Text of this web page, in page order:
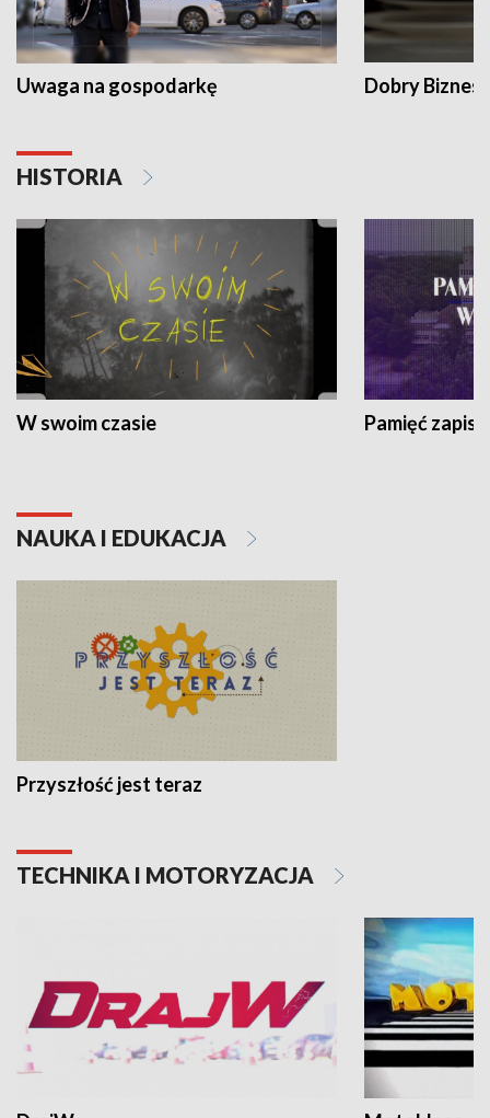
Uwaga na gospodarkę Dobry Biznes
HISTORIA
W swoim czasie Pamięć
NAUKA I EDUKACJA
Przyszłość jest teraz
TECHNIKA I MOTORYZACJA